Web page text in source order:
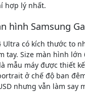
hợp lý nhất.
hình Samsung
Ultra có kích thước to
tay. Size màn hình
mẫu máy được thiết
ở chế độ ban
nhưng vẫn làm say